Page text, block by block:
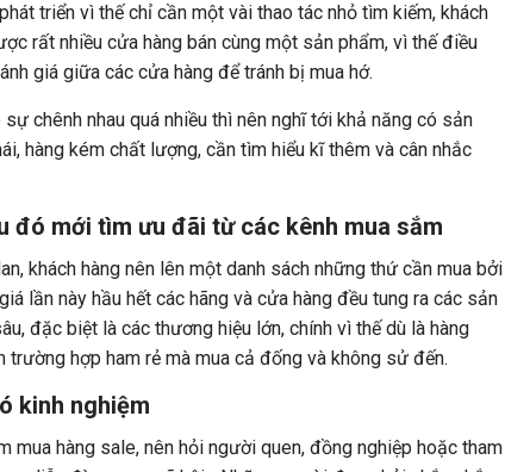
triển vì thế chỉ cần một vài thao tác nhỏ tìm kiếm, khách
rất nhiều cửa hàng bán cùng một sản phẩm, vì thế điều
giá giữa các cửa hàng để tránh bị mua hớ.
sự chênh nhau quá nhiều thì nên nghĩ tới khả năng có sản
hàng kém chất lượng, cần tìm hiểu kĩ thêm và cân nhắc
đó mới tìm ưu đãi từ các kênh mua sắm
khách hàng nên lên một danh sách những thứ cần mua bởi
lần này hầu hết các hãng và cửa hàng đều tung ra các sản
đặc biệt là các thương hiệu lớn, chính vì thế dù là hàng
trường hợp ham rẻ mà mua cả đống và không sử đến.
kinh nghiệm
mua hàng sale, nên hỏi người quen, đồng nghiệp hoặc tham